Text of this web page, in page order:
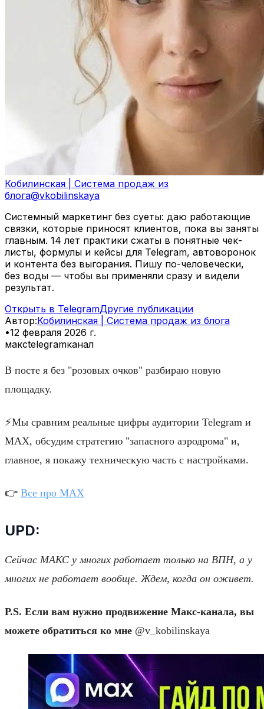
Кобилинская | Система продаж из
блога@vkobilinskaya
Системный маркетинг без суеты: даю работающие
связки, которые приносят клиентов, пока вы заняты
главным. 14 лет практики сжаты в понятные чек-
листы, формулы и кейсы для Telegram, автоворонок
и контента без выгорания. Пишу по-человечески,
без воды — чтобы вы применяли сразу и видели
результат.
Открыть в TelegramДругие публикации
Автор:Кобилинская | Система продаж из блога
•12 февраля 2026 г.
максtelegramканал
В посте я без "розовых очков" разбираю новую
площадку.
⚡️Мы сравним реальные цифры аудитории Telegram и
MAX, обсудим стратегию "запасного аэродрома" и,
главное, я покажу техническую часть с настройками.
👉 Все про МАХ
UPD:
Сейчас МАКС у многих работает только на ВПН, а у
многих не работает вообще. Ждем, когда он оживет.
P.S. Если вам нужно продвижение Макс-канала, вы
можете обратиться ко мне @v_kobilinskaya